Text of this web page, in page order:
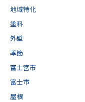
地域特化
塗料
外壁
季節
富士宮市
富士市
屋根